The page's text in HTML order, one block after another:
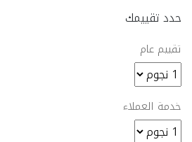
حدد تقييمك
تقييم عام
خدمة العملاء